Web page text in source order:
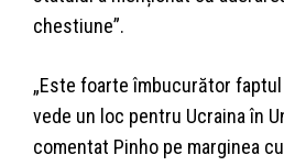
chestiune”.
„Este foarte îmbucurător
vede un loc pentru Ucraina în
comentat Pinho pe marginea